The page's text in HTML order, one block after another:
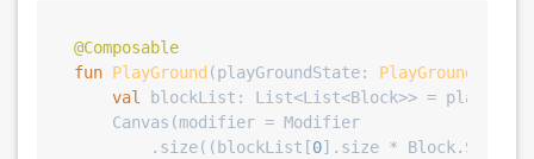
@Composable
fun PlayGround (playGroundState: PlayGroundState
val blockList: List<List<Block>> =
    Canvas(modifier = Modifier
        .size((blockList[
0].size *